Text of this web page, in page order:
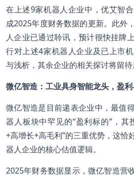
在上述9家机器人企业中，优艾智
成2025年度财务数据的更新。此外
人企业已通过聆讯，预计很快挂牌
行对上述4家机器人企业及已上市
与浅析，其余企业的相关探讨将留待
微亿智造：工业具身智能龙头，盈
微亿智造是目前递表企业中，最值
器人板块中罕见的“盈利标的”，其
+高增长+高毛利”的三重优势，这恰
器人企业的核心估值逻辑。
2025年财务数据显示，微亿智造营